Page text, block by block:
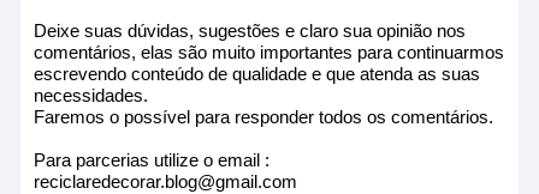
Deixe suas dúvidas, sugestões e claro sua opinião nos
comentários, elas são muito importantes para continuarmos
escrevendo conteúdo de qualidade e que atenda as suas
necessidades.
Faremos o possível para responder todos os comentários.
Para parcerias utilize o email :
reciclaredecorar.blog@gmail.com